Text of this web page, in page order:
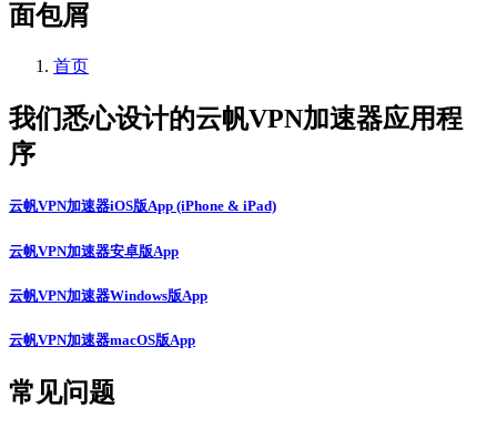
面包屑
首页
我们悉心设计的云帆VPN加速器应用程
序
云帆VPN加速器iOS版App (iPhone & iPad)
云帆VPN加速器安卓版App
云帆VPN加速器Windows版App
云帆VPN加速器macOS版App
常见问题